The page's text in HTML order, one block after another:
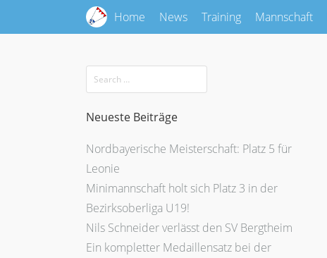
Home News Training Mannschaft
Neueste Beiträge
Nordbayerische Meisterschaft: Platz 5 für
Leonie
Minimannschaft holt sich Platz 3 in der
Bezirksoberliga U19!
Nils Schneider verlässt den SV Bergtheim
Ein kompletter Medaillensatz bei der